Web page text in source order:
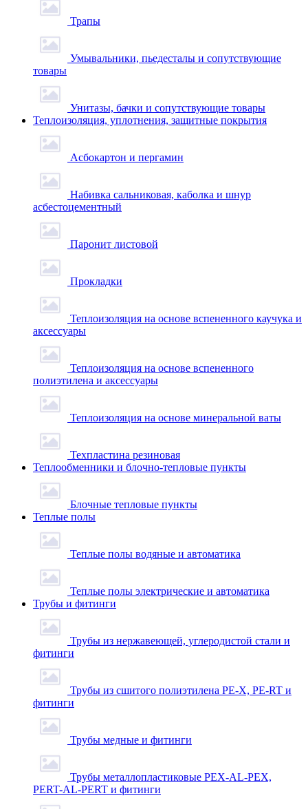
Трапы
Умывальники, пьедесталы и сопутствующие
товары
Унитазы, бачки и сопутствующие товары
Теплоизоляция, уплотнения, защитные покрытия
Асбокартон и пергамин
Набивка сальниковая, каболка и шнур
асбестоцементный
Паронит листовой
Прокладки
Теплоизоляция на основе вспененного каучука и
аксессуары
Теплоизоляция на основе вспененного
полиэтилена и аксессуары
Теплоизоляция на основе минеральной ваты
Техпластина резиновая
Теплообменники и блочно-тепловые пункты
Блочные тепловые пункты
Теплые полы
Теплые полы водяные и автоматика
Теплые полы электрические и автоматика
Трубы и фитинги
Трубы из нержавеющей, углеродистой стали и
фитинги
Трубы из сшитого полиэтилена PE-X, PE-RT и
фитинги
Трубы медные и фитинги
Трубы металлопластиковые PEX-AL-PEX,
PERT-AL-PERT и фитинги